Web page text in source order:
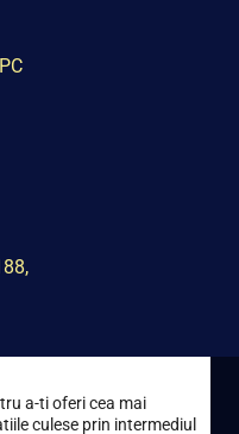
a-ti oferi cea mai
culese prin intermediul